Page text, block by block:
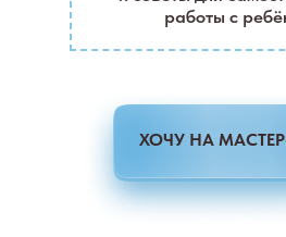
работы с
ХОЧУ НА